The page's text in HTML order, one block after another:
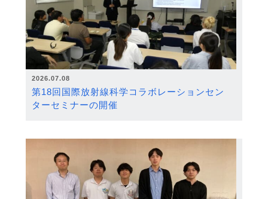
2026.07.08
第18回国際放射線科学コラボレーションセン
ターセミナーの開催